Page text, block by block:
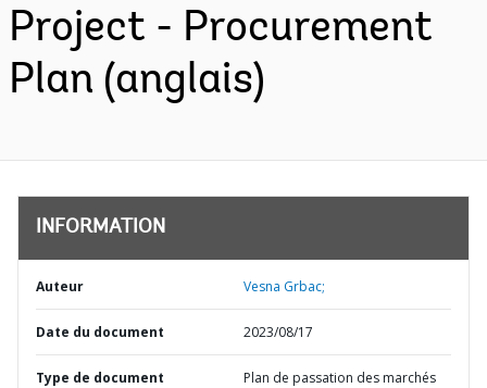
Project - Procurement
Plan (anglais)
INFORMATION
Auteur Vesna Grbac;
Date du document 2023/08/17
Type de document Plan de passation des marchés